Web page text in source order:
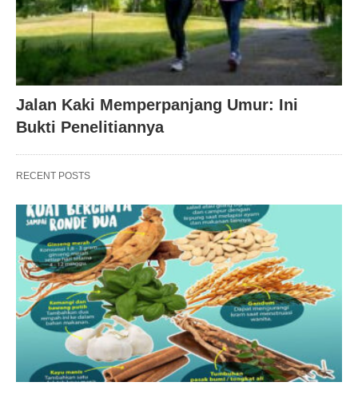
Jalan Kaki Memperpanjang Umur: Ini
Bukti Penelitiannya
RECENT POSTS